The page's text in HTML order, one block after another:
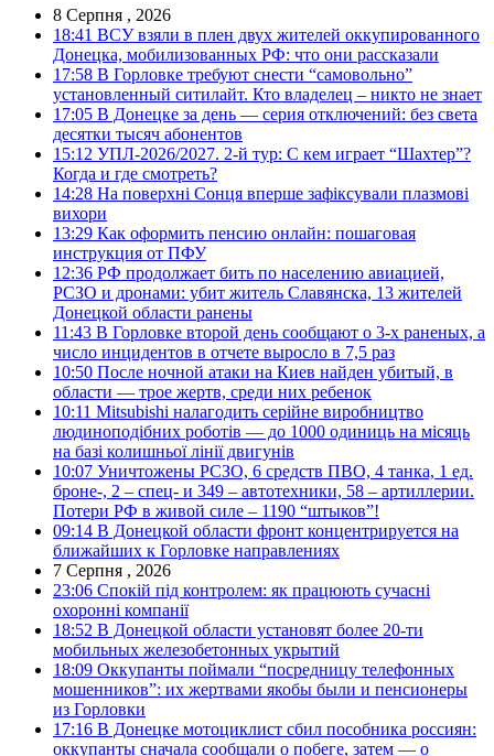
8 Серпня , 2026
18:41 ВСУ взяли в плен двух жителей оккупированного
Донецка, мобилизованных РФ: что они рассказали
17:58 В Горловке требуют снести “самовольно”
установленный ситилайт. Кто владелец – никто не знает
17:05 В Донецке за день — серия отключений: без света
десятки тысяч абонентов
15:12 УПЛ-2026/2027. 2-й тур: С кем играет “Шахтер”?
Когда и где смотреть?
14:28 На поверхні Сонця вперше зафіксували плазмові
вихори
13:29 Как оформить пенсию онлайн: пошаговая
инструкция от ПФУ
12:36 РФ продолжает бить по населению авиацией,
РСЗО и дронами: убит житель Славянска, 13 жителей
Донецкой области ранены
11:43 В Горловке второй день сообщают о 3-х раненых, а
число инцидентов в отчете выросло в 7,5 раз
10:50 После ночной атаки на Киев найден убитый, в
области — трое жертв, среди них ребенок
10:11 Mitsubishi налагодить серійне виробництво
людиноподібних роботів — до 1000 одиниць на місяць
на базі колишньої лінії двигунів
10:07 Уничтожены РСЗО, 6 средств ПВО, 4 танка, 1 ед.
броне-, 2 – спец- и 349 – автотехники, 58 – артиллерии.
Потери РФ в живой силе – 1190 “штыков”!
09:14 В Донецкой области фронт концентрируется на
ближайших к Горловке направлениях
7 Серпня , 2026
23:06 Спокій під контролем: як працюють сучасні
охоронні компанії
18:52 В Донецкой области установят более 20-ти
мобильных железобетонных укрытий
18:09 Оккупанты поймали “посредницу телефонных
мошенников”: их жертвами якобы были и пенсионеры
из Горловки
17:16 В Донецке мотоциклист сбил пособника россиян:
оккупанты сначала сообщали о побеге, затем — о